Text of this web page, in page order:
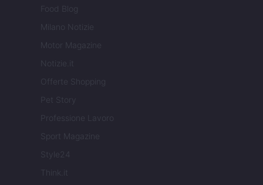
Food Blog
Milano Notizie
Motor Magazine
Notizie.it
Offerte Shopping
Pet Story
Professione Lavoro
Sport Magazine
Style24
Think.it